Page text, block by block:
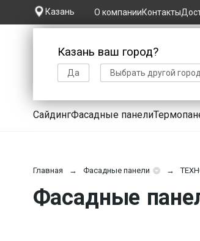
Казань
Казань ваш город?
Да Выбрать другой город
О компанииКонтакты
СайдингФасадные панели
Главная Фасадные панели
Фасадные